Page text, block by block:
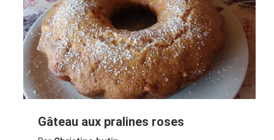
Gâteau aux pralines roses